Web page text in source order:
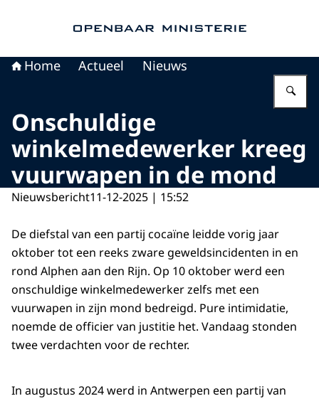
Home Actueel Nieuws
Onschuldige
winkelmedewerker kreeg
vuurwapen in de mond
Nieuwsbericht11-12-2025 | 15:52
De diefstal van een partij cocaïne leidde vorig jaar
oktober tot een reeks zware geweldsincidenten in en
rond Alphen aan den Rijn. Op 10 oktober werd een
onschuldige winkelmedewerker zelfs met een
vuurwapen in zijn mond bedreigd. Pure intimidatie,
noemde de officier van justitie het. Vandaag stonden
twee verdachten voor de rechter.
In augustus 2024 werd in Antwerpen een partij van